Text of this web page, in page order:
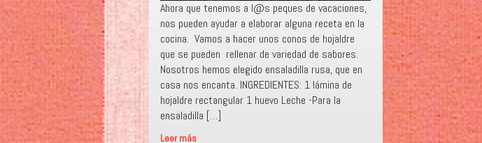
Ahora que tenemos a l@s peques de vacaciones,
nos pueden ayudar a elaborar alguna receta en la
cocina. Vamos a hacer unos conos de hojaldre
que se pueden rellenar de variedad de sabores.
Nosotros hemos elegido ensaladilla rusa, que en
casa nos encanta. INGREDIENTES: 1 lámina de
hojaldre rectangular 1 huevo Leche -Para la
ensaladilla […]
Leer más